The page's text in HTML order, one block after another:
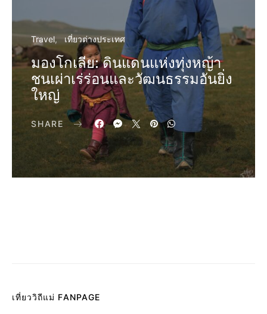
Travel เที่ยวต่างประเทศ
มองโกเลีย: ดินแดนแห่งทุ่งหญ้า
ชนเผ่าเร่ร่อนและวัฒนธรรมอันยิ่ง
ใหญ่
SHARE
เที่ยววิถีแม่ FANPAGE